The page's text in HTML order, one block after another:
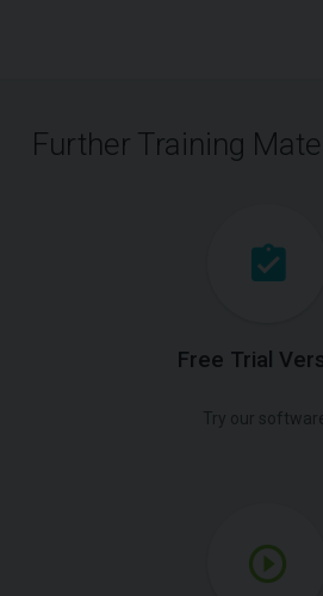
Further Training
Free Trial